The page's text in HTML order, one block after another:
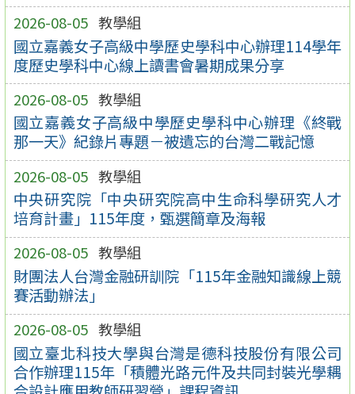
2026-08-05 教學組
國立嘉義女子高級中學歷史學科中心辦理114學年
度歷史學科中心線上讀書會暑期成果分享
2026-08-05 教學組
國立嘉義女子高級中學歷史學科中心辦理《終戰
那一天》紀錄片專題－被遺忘的台灣二戰記憶
2026-08-05 教學組
中央研究院「中央研究院高中生命科學研究人才
培育計畫」115年度，甄選簡章及海報
2026-08-05 教學組
財團法人台灣金融研訓院「115年金融知識線上競
賽活動辦法」
2026-08-05 教學組
國立臺北科技大學與台灣是德科技股份有限公司
合作辦理115年「積體光路元件及共同封裝光學耦